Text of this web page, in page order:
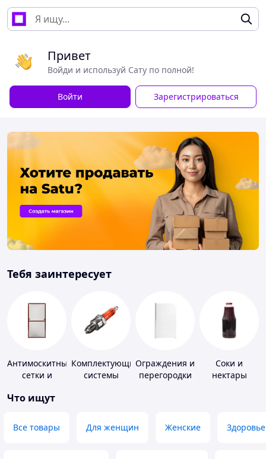
Привет
Войди и используй Сату по полной!
Войти Зарегистрироваться
Тебя заинтересует
Антимоскитные
сетки и
к ним
Комплектующие
системы
Ограждения и
перегородки
Соки и
нектары
Что ищут
Все товары Для женщин Женские Здоровье